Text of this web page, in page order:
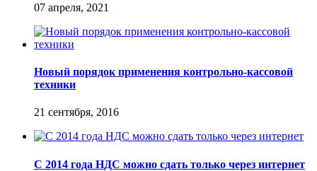
07 апреля, 2021
Новый порядок применения контрольно-кассовой
техники
21 сентября, 2016
С 2014 года НДС можно сдать только через интернет